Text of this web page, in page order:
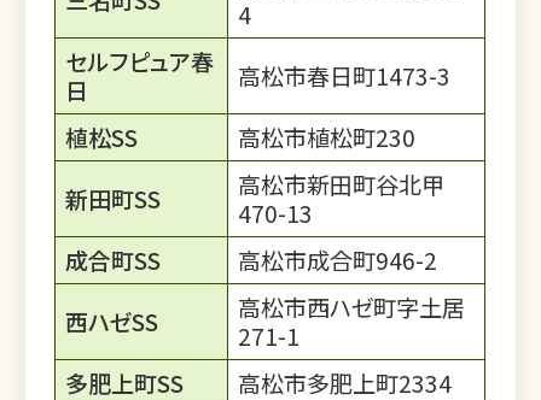
4
セルフピュア春
日
高松市春日町1473-3
植松SS
高松市植松町230
新田町SS
高松市新田町谷北甲
470-13
成合町SS
高松市成合町946-2
西ハゼSS
高松市西ハゼ町字土居
271-1
多肥上町SS
高松市多肥上町2334